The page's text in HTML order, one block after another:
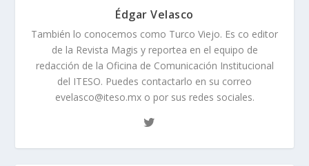
Édgar Velasco
También lo conocemos como Turco Viejo. Es co editor
de la Revista Magis y reportea en el equipo de
redacción de la Oficina de Comunicación Institucional
del ITESO. Puedes contactarlo en su correo
evelasco@iteso.mx o por sus redes sociales.